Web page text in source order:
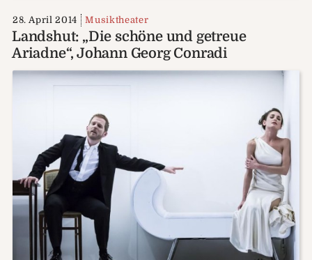
28. April 2014 Musiktheater
Landshut: „Die schöne und getreue
Ariadne“, Johann Georg Conradi